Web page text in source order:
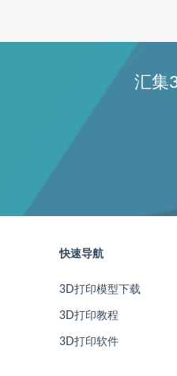
汇集
快速导航
3D打印模型下载
3D打印教程
3D打印软件